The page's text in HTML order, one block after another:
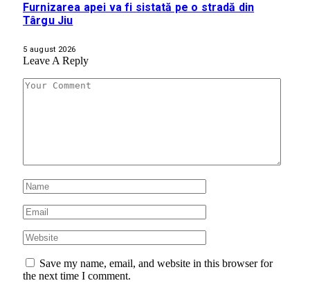
Furnizarea apei va fi sistată pe o stradă din
Târgu Jiu
5 august 2026
Leave A Reply
Save my name, email, and website in this browser for
the next time I comment.